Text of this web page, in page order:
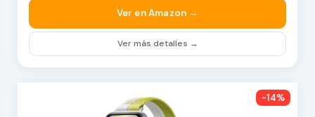
Ver en Amazon →
Ver más detalles →
-14%